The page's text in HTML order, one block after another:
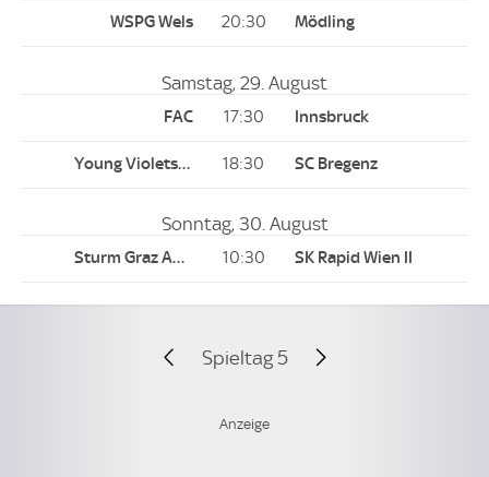
20:30
Samstag, 29. August
17:30
18:30
Sonntag, 30. August
10:30
Spieltag 5